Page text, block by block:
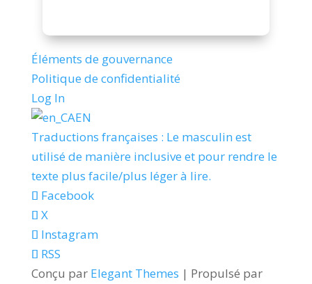
Éléments de gouvernance
Politique de confidentialité
Log In
EN
Traductions françaises : Le masculin est
utilisé de manière inclusive et pour rendre le
texte plus facile/plus léger à lire.
Facebook
X
Instagram
RSS
Conçu par Elegant Themes | Propulsé par